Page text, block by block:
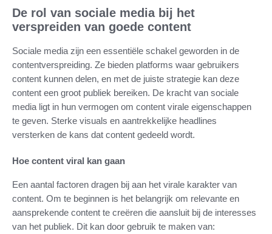
De rol van sociale media bij het
verspreiden van goede content
Sociale media zijn een essentiële schakel geworden in de
contentverspreiding. Ze bieden platforms waar gebruikers
content kunnen delen, en met de juiste strategie kan deze
content een groot publiek bereiken. De kracht van sociale
media ligt in hun vermogen om content virale eigenschappen
te geven. Sterke visuals en aantrekkelijke headlines
versterken de kans dat content gedeeld wordt.
Hoe content viral kan gaan
Een aantal factoren dragen bij aan het virale karakter van
content. Om te beginnen is het belangrijk om relevante en
aansprekende content te creëren die aansluit bij de interesses
van het publiek. Dit kan door gebruik te maken van: